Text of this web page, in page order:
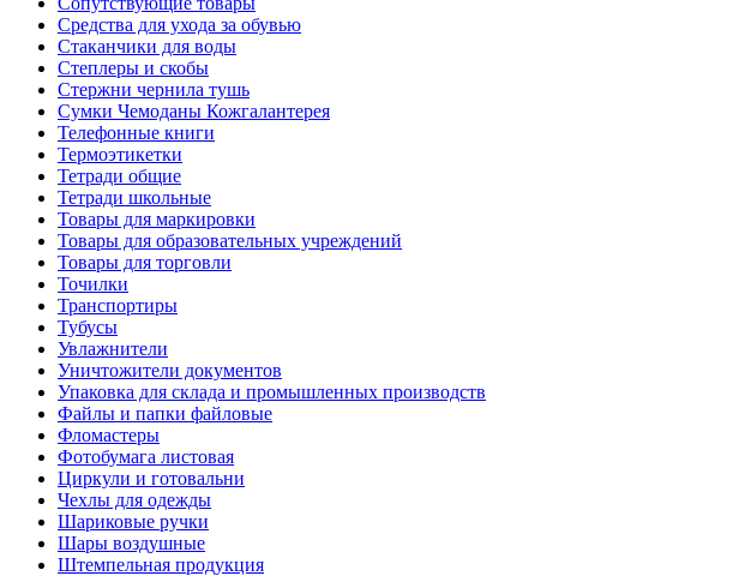
Средства для ухода за обувью
Стаканчики для воды
Степлеры и скобы
Стержни чернила тушь
Сумки Чемоданы Кожгалантерея
Телефонные книги
Термоэтикетки
Тетради общие
Тетради школьные
Товары для маркировки
Товары для образовательных учреждений
Товары для торговли
Точилки
Транспортиры
Тубусы
Увлажнители
Уничтожители документов
Упаковка для склада и промышленных производств
Файлы и папки файловые
Фломастеры
Фотобумага листовая
Циркули и готовальни
Чехлы для одежды
Шариковые ручки
Шары воздушные
Штемпельная продукция